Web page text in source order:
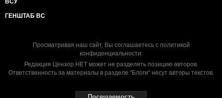
ВСУ
ГЕНШТАБ ВС
Просматривая наш сайт, Вы соглашаетесь с политикой
конфиденциальности.
Редакция Цензор.НЕТ может не разделять позицию авторов.
Ответственность за материалы в разделе "Блоги" несут авторы текстов.